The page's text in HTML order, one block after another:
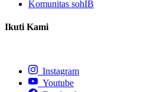
Komunitas sohIB
Ikuti Kami
Instagram
Youtube